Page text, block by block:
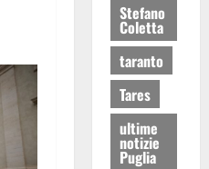
Stefano
Coletta
taranto
Tares
ultime
notizie
Puglia